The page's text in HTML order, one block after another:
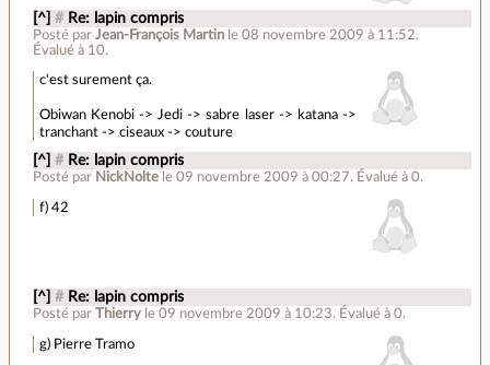
[^] # Re: lapin compris
Posté par Jean-François Martin le 08 novembre 2009 à 11:52.
Évalué à 10.
c'est surement ça.
Obiwan Kenobi -> Jedi -> sabre laser -> katana ->
tranchant -> ciseaux -> couture
[^] # Re: lapin compris
Posté par NickNolte le 09 novembre 2009 à 00:27. Évalué à 0.
f) 42
[^] # Re: lapin compris
Posté par Thierry le 09 novembre 2009 à 10:23. Évalué à 0.
g) Pierre Tramo